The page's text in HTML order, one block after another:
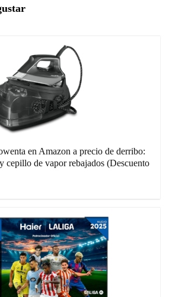
en Amazon a precio de derribo:
cepillo de vapor rebajados (Descuento